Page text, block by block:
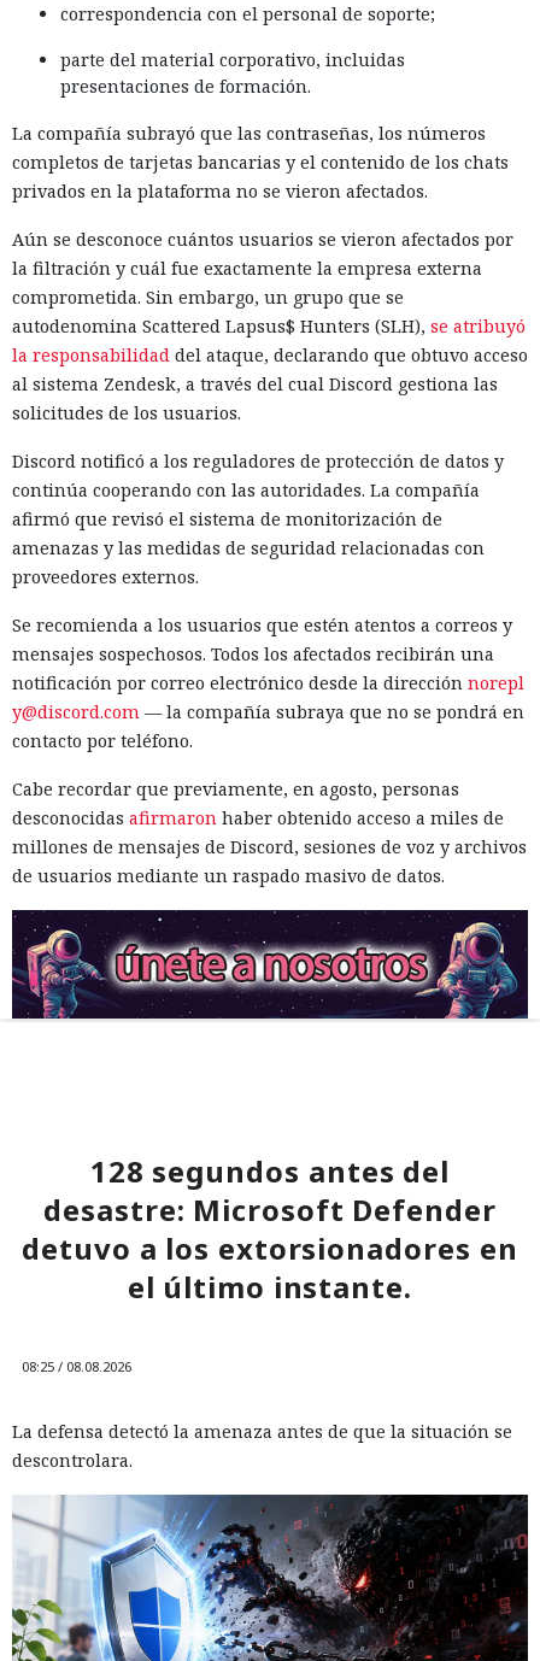
correspondencia con el personal de soporte;
parte del material corporativo, incluidas
presentaciones de formación.
La compañía subrayó que las contraseñas, los números
completos de tarjetas bancarias y el contenido de los chats
privados en la plataforma no se vieron afectados.
Aún se desconoce cuántos usuarios se vieron afectados por
la filtración y cuál fue exactamente la empresa externa
comprometida. Sin embargo, un grupo que se
autodenomina Scattered Lapsus$ Hunters (SLH), se atribuyó
la responsabilidad del ataque, declarando que obtuvo acceso
al sistema Zendesk, a través del cual Discord gestiona las
solicitudes de los usuarios.
Discord notificó a los reguladores de protección de datos y
continúa cooperando con las autoridades. La compañía
afirmó que revisó el sistema de monitorización de
amenazas y las medidas de seguridad relacionadas con
proveedores externos.
Se recomienda a los usuarios que estén atentos a correos y
mensajes sospechosos. Todos los afectados recibirán una
notificación por correo electrónico desde la dirección norepl
y@discord.com — la compañía subraya que no se pondrá en
contacto por teléfono.
Cabe recordar que previamente, en agosto, personas
desconocidas afirmaron haber obtenido acceso a miles de
millones de mensajes de Discord, sesiones de voz y archivos
de usuarios mediante un raspado masivo de datos.
128 segundos antes del
desastre: Microsoft Defender
detuvo a los extorsionadores en
el último instante.
08:25 / 08.08.2026
La defensa detectó la amenaza antes de que la situación se
descontrolara.